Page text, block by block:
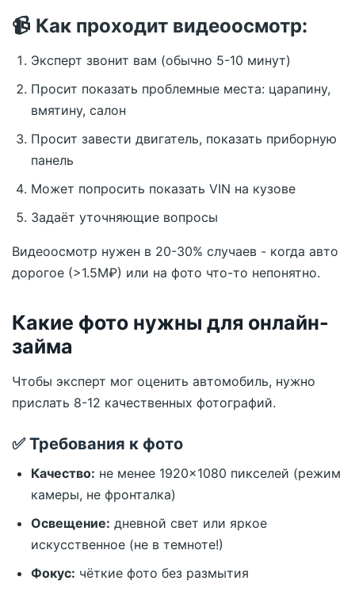
📹 Как проходит видеоосмотр:
Эксперт звонит вам (обычно 5-10 минут)
Просит показать проблемные места: царапину,
вмятину, салон
Просит завести двигатель, показать приборную
панель
Может попросить показать VIN на кузове
Задаёт уточняющие вопросы
Видеоосмотр нужен в 20-30% случаев - когда авто
дорогое (>1.5М₽) или на фото что-то непонятно.
Какие фото нужны для онлайн-
займа
Чтобы эксперт мог оценить автомобиль, нужно
прислать 8-12 качественных фотографий.
✅ Требования к фото
Качество: не менее 1920×1080 пикселей (режим
камеры, не фронталка)
Освещение: дневной свет или яркое
искусственное (не в темноте!)
Фокус: чёткие фото без размытия